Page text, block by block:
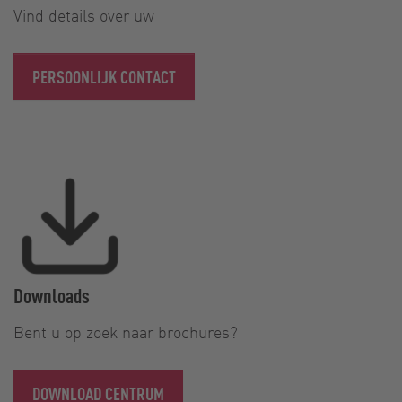
Vind details over uw
PERSOONLIJK CONTACT
Downloads
Bent u op zoek naar brochures?
DOWNLOAD CENTRUM